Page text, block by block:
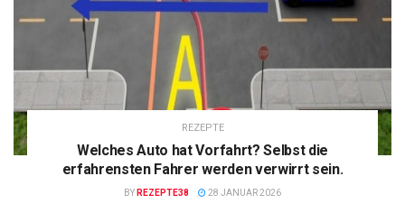
REZEPTE
Welches Auto hat Vorfahrt? Selbst die
erfahrensten Fahrer werden verwirrt sein.
BY REZEPTE38 28 JANUAR 2026